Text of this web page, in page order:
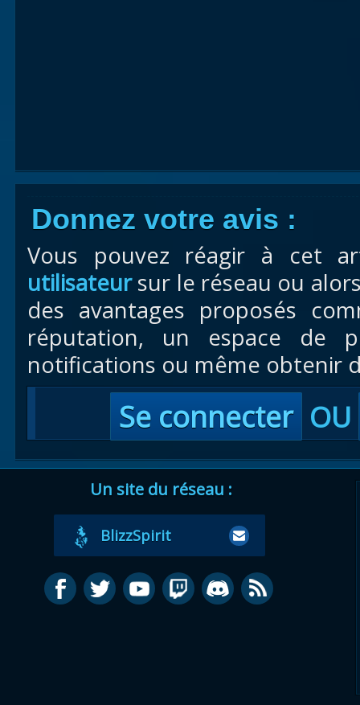
Donnez votre avis :
Vous pouvez réagir à cet
utilisateursur le réseau ou
des avantages proposés
réputation, un espace de
notifications ou même obtenir
Se connecter OU
Un site du réseau :
BlizzSpirit